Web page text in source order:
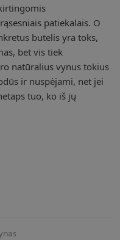
patiekalais. O
butelis yra toks,
bet vis tiek
natūralius vynus tokius
ir nuspėjami, net jei
tuo, ko iš jų